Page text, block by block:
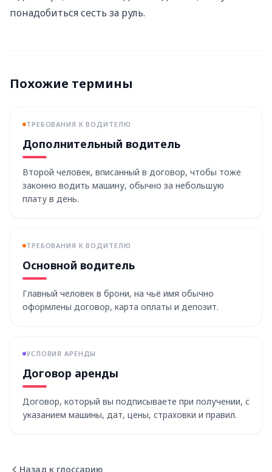
понадобиться сесть за руль.
Похожие термины
ТРЕБОВАНИЯ К ВОДИТЕЛЮ
Дополнительный водитель
Второй человек, вписанный в договор, чтобы тоже
законно водить машину, обычно за небольшую
плату в день.
ТРЕБОВАНИЯ К ВОДИТЕЛЮ
Основной водитель
Главный человек в брони, на чьё имя обычно
оформлены договор, карта оплаты и депозит.
УСЛОВИЯ АРЕНДЫ
Договор аренды
Договор, который вы подписываете при получении, с
указанием машины, дат, цены, страховки и правил.
Назад к глоссарию